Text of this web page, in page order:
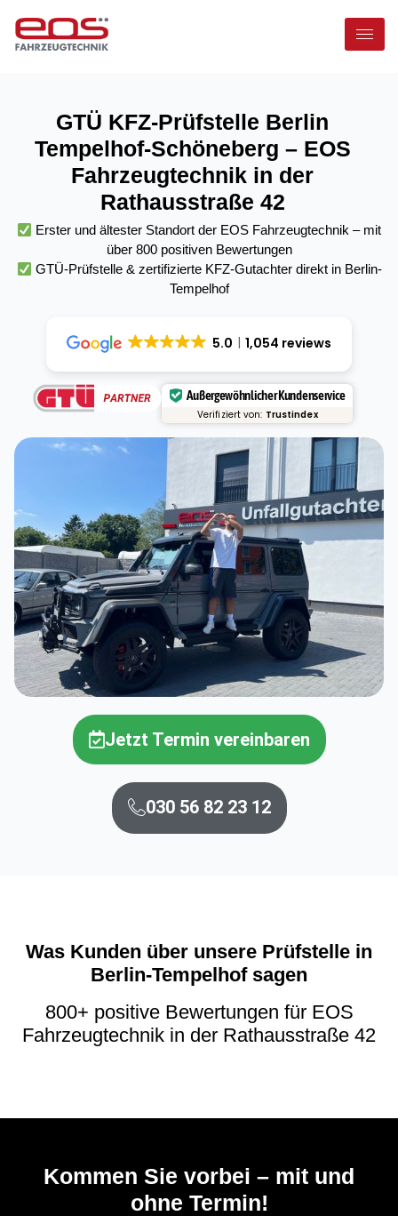
GTÜ KFZ-Prüfstelle Berlin
Tempelhof-Schöneberg – EOS
Fahrzeugtechnik in der
Rathausstraße 42
Erster und ältester Standort der EOS Fahrzeugtechnik – mit
über 800 positiven Bewertungen
GTÜ-Prüfstelle & zertifizierte KFZ-Gutachter direkt in Berlin-
Tempelhof
5.0 1,054 reviews
Außergewöhnlicher Kundenservice
Verifiziert von: Trustindex
Jetzt Termin vereinbaren
030 56 82 23 12
Was Kunden über unsere Prüfstelle in
Berlin-Tempelhof sagen
800+ positive Bewertungen für EOS
Fahrzeugtechnik in der Rathausstraße 42
Kommen Sie vorbei – mit und
ohne Termin!